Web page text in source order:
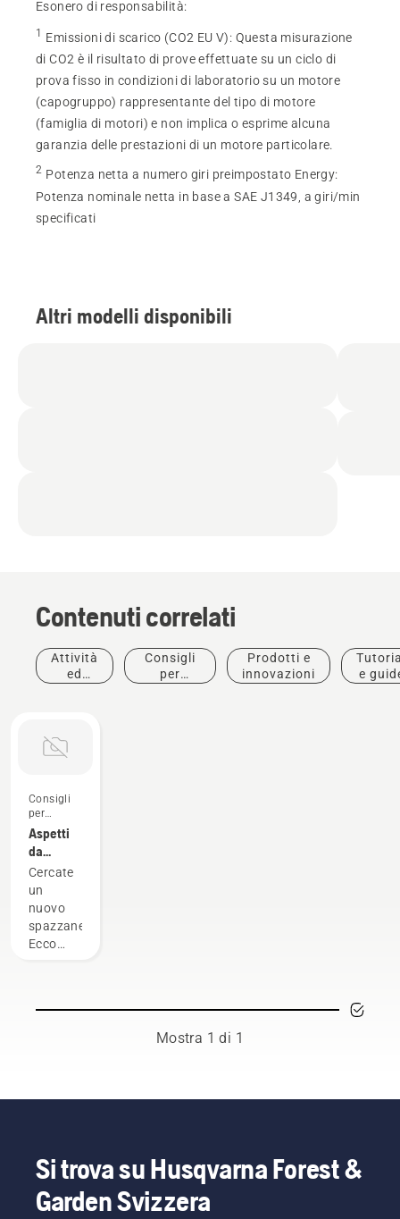
Esonero di responsabilità:
1 Emissioni di scarico (CO2 EU V): Questa misurazione
di CO2 è il risultato di prove effettuate su un ciclo di
prova fisso in condizioni di laboratorio su un motore
(capogruppo) rappresentante del tipo di motore
(famiglia di motori) e non implica o esprime alcuna
garanzia delle prestazioni di un motore particolare.
2 Potenza netta a numero giri preimpostato Energy:
Potenza nominale netta in base a SAE J1349, a giri/min
specificati
Altri modelli disponibili
Contenuti correlati
Attività
ed
Consigli
per
Prodotti e
innovazioni
e
Consigli
per
l'acquisto
Aspetti
da
considerare
per
l'acquisto
di uno
spazzaneve
Cercate
un
nuovo
spazzaneve?
Ecco
considerare
Mostra 1 di 1
Si trova su Husqvarna Forest &
Garden Svizzera